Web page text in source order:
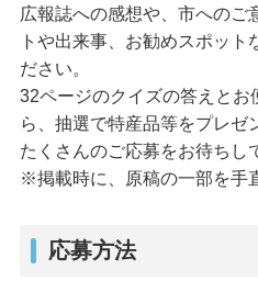
広報誌への感想や、市へのご
トや出来事、お勧めスポット
ださい。
32ページのクイズの答えと
ら、抽選で特産品等をプレゼ
たくさんのご応募をお待ちし
※掲載時に、原稿の一部を手
応募方法